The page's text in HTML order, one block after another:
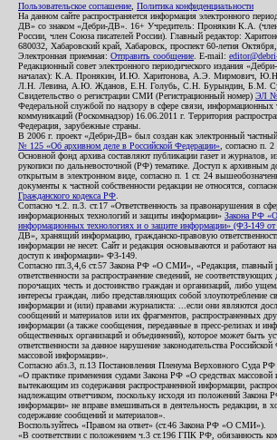
Пользовательское соглашение Политика конфиденциальности
На данном сайте распространяется информация электронного
ДВ» со знаком «Дебри-ДВ». 16+ Учредитель: Пронякин К.А.
России, член Союза писателей России). Главный редактор:
680032, Хабаровский край, Хабаровск, проспект 60-летия
Электронная приемная: Отправить сообщение . E-mail:
Редакционный совет электронного периодического издания
началах): К.А. Пронякин, И.Ю. Харитонова, А.Э. Мирмович,
Л.Н. Левина, А.Ю. Жданов, Е.Н. Голубь, С.Н. Бурындин, Б.М.
Свидетельство о регистрации СМИ (Регистрационный номер) ЭЛ №
Федеральной службой по надзору в сфере связи, информационных
коммуникаций (Роскомнадзор) 16.06.2011 г. Территория
Федерация, зарубежные страны.
В 2006 г. проект «Дебри-ДВ» был создан как электронный частный
№ 125 «Об архивном деле в Российской Федерации» , согласно п.
Основной фонд архива составляют публикации газет и журналов,
рукописи по дальневосточной (РФ) тематике. Доступ к архивным
открытым в электронном виде, согласно п. 1 ст. 24
документы к частной собственности редакции не относятся,
Гражданского кодекса РФ
Согласно ч.2. п.3. ст.17 «Ответственность за правонарушения в
информационных технологий и защиты информации» Закона РФ
информационных технологиях и о защите информации» (ФЗ-149
ДВ», хранящий информацию, гражданско-правовую
информации не несет. Сайт и редакция основываются и работают
доступ к информации» ФЗ-149.
Согласно пп.3,4,6 ст.57 Закона РФ «О СМИ», «Редакция, главный
ответственности за распространение сведений, не соответствующих
порочащих честь и достоинство граждан и организаций, либо
интересы граждан, либо представляющих собой злоупотребление
информации и (или) правами журналиста: ...если они являются
сообщений и материалов или их фрагментов, распространенных
информации (а также сообщения, переданные в пресс-релизах и
общественных организаций и объединений), которое может быть
ответственности за данное нарушение законодательства
массовой информации».
Согласно абз.3, п.13 Постановления Пленума Верховного Суда
«О практике применения судами Закона РФ «О средствах массовой
вытекающим из содержания распространенной информации,
надлежащим ответчиком, поскольку исходя из положений Закона
информации» не вправе вмешиваться в деятельность редакции, в
содержание сообщений и материалов».
Воспользуйтесь «Правом на ответ» (ст.46 Закона РФ «О СМИ»).
«В соответствии с положением ч.3 ст.196 ГПК РФ, обязанность